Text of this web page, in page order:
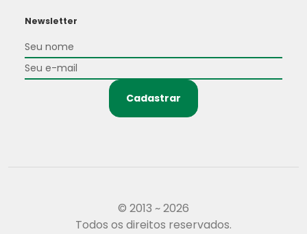
Newsletter
Cadastrar
© 2013 ~ 2026
Todos os direitos reservados.